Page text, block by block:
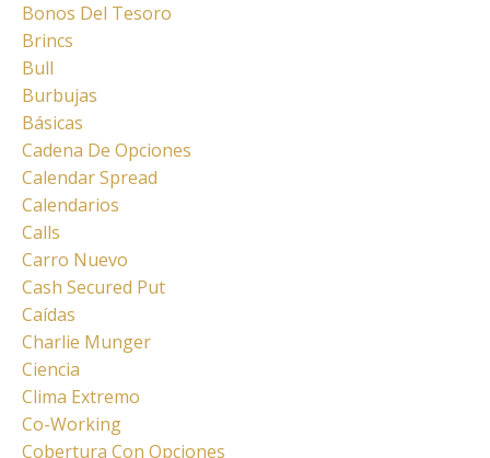
Bonos Del Tesoro
Brincs
Bull
Burbujas
Básicas
Cadena De Opciones
Calendar Spread
Calendarios
Calls
Carro Nuevo
Cash Secured Put
Caídas
Charlie Munger
Ciencia
Clima Extremo
Co-Working
Cobertura Con Opciones